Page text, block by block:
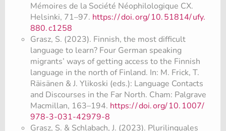
Mémoires de la Société Néophilologique CX.
Helsinki, 71–97. https://doi.org/10.51814/ufy.
880.c1258
Grasz, S. (2023). Finnish, the most difficult
language to learn? Four German speaking
migrants’ ways of getting access to the Finnish
language in the north of Finland. In: M. Frick, T.
Räisänen & J. Ylikoski (eds.): Language Contacts
and Discourses in the Far North. Cham: Palgrave
Macmillan, 163–194. https://doi.org/10. 1007/
978-3-031-42979-8
Grasz, S. & Schlabach, J. (2023). Plurilinguales